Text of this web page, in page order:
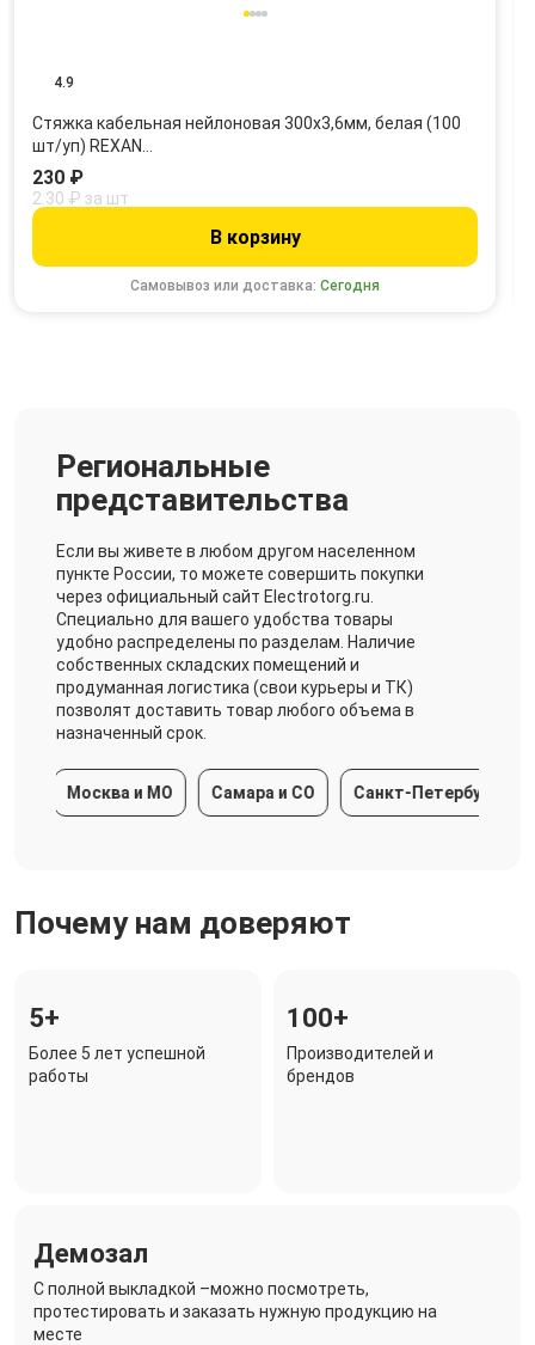
4.9
Стяжка кабельная нейлоновая 300x3,6мм, белая (100
шт/уп) REXAN…
Самовывоз или доставка:Сегодня
230 ₽
2.30 ₽ за шт
В корзину
Региональные
представительства
Если вы живете в любом другом населенном
пункте России, то можете совершить покупки
через официальный сайт Electrotorg.ru.
Специально для вашего удобства товары
удобно распределены по разделам. Наличие
собственных складских помещений и
продуманная логистика (свои курьеры и ТК)
позволят доставить товар любого объема в
назначенный срок.
Москва и МО Самара и СО Санкт-Петербург и ЛО
Почему нам доверяют
5+
Более 5 лет успешной
работы
100+
Производителей и
брендов
Демозал
C полной выкладкой –можно посмотреть,
протестировать и заказать нужную продукцию на
месте